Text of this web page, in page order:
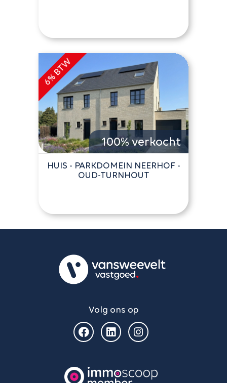
100% verkocht
HUIS - PARKDOMEIN NEERHOF -
OUD-TURNHOUT
Volg ons op